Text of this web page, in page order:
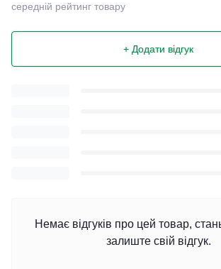
середній рейтинг товару
+ Додати відгук
Немає відгуків про цей товар,
залиште свій відгук.